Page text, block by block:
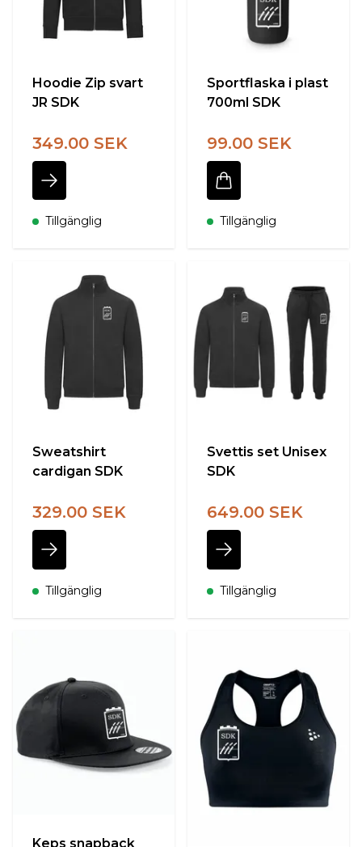
Hoodie Zip svart
JR SDK
349.00 SEK
Tillgänglig
Sportflaska i plast
700ml SDK
99.00 SEK
Tillgänglig
Sweatshirt
cardigan SDK
329.00 SEK
Tillgänglig
Svettis set Unisex
SDK
649.00 SEK
Tillgänglig
Keps snapback